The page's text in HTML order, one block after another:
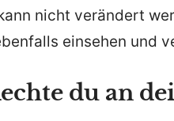
nicht verändert
einsehen und
du an